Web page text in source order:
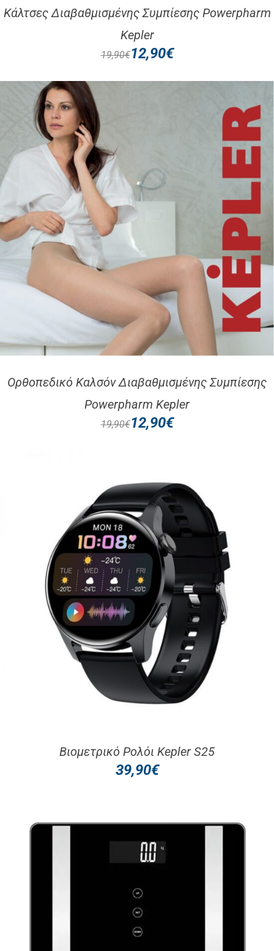
Κάλτσες Διαβαθμισμένης Συμπίεσης Powerpharm
Kepler
19,90€12,90€
Ορθοπεδικό Καλσόν Διαβαθμισμένης Συμπίεσης
Powerpharm Kepler
19,90€12,90€
Βιομετρικό Ρολόι Kepler S25
39,90€